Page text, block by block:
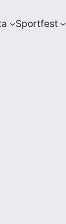
Sportfest